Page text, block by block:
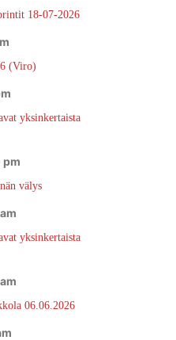
18-07-2026
(Viro)
yksinkertaista
pm
välys
yksinkertaista
06.06.2026